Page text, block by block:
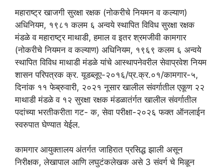
महाराष्ट्र खाजगी सुरक्षा रक्षक (नोकरीचे नियमन व कल्याण)
अधिनियम, १९८१ कलम ६ अन्वये स्थापित विविध सुरक्षा रक्षक
मंडळे व महाराष्ट्र माथाडी, हमाल व इतर श्रमजीवी कामगार
(नोकरीचे नियमन व कल्याण) अधिनियम, १९६९ कलम ६ अन्वये
स्थापित विविध माथाडी मंडळे यांचे आस्थापनेवरील सेवाप्रवेश नियम
शासन परिपत्रक क्र. यूडब्लूए-२०१६/प्र.क्र.०१/कामगार-५,
दिनांक ११ फेब्रुवारी, २०२१ नूसार खालील संवर्गातील एकूण २२
माथाडी मंडळे व १२ सुरक्षा रक्षक मंडळातंर्गत खालील संवर्गातील
पदांच्या भरतीकरीता गट- क, सेवा परीक्षा-२०२६ फक्त ऑनलाईन
स्वरुपात घेण्यात येईल.
कामगार आयुक्तालय अंतर्गत जाहिरात प्रसिद्ध झाली असून
निरीक्षक, लेखापाल आणि लघुटंकलेखक असे 3 संवर्ग चे मिळून